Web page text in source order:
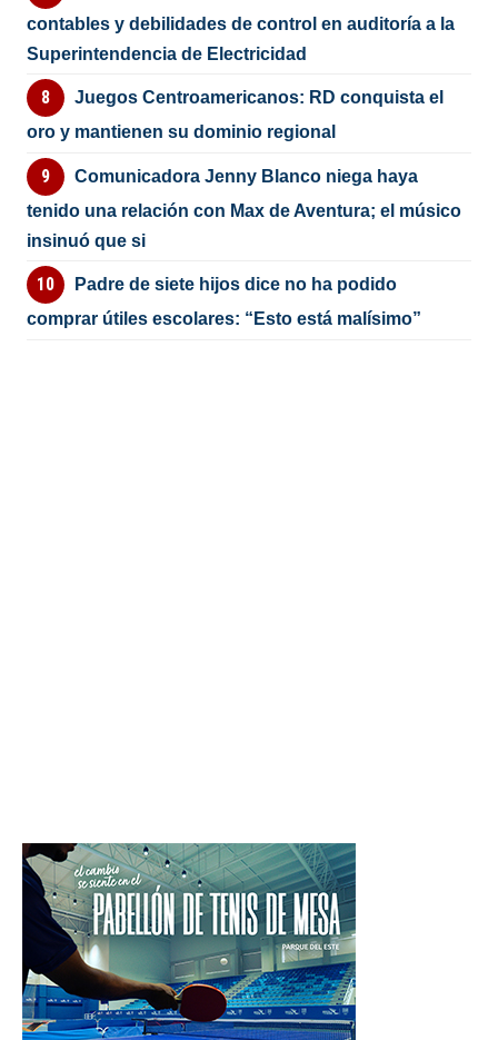
contables y debilidades de control en auditoría a la
Superintendencia de Electricidad
Juegos Centroamericanos: RD conquista el
oro y mantienen su dominio regional
Comunicadora Jenny Blanco niega haya
tenido una relación con Max de Aventura; el músico
insinuó que si
Padre de siete hijos dice no ha podido
comprar útiles escolares: “Esto está malísimo”